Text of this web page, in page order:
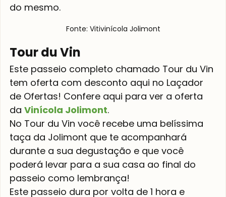
do mesmo.
Fonte: Vitivinícola Jolimont
Tour du Vin
Este passeio completo chamado Tour du Vin
tem oferta com desconto aqui no Laçador
de Ofertas! Confere aqui para ver a oferta
da Vinícola Jolimont.
No Tour du Vin você recebe uma belíssima
taça da Jolimont que te acompanhará
durante a sua degustação e que você
poderá levar para a sua casa ao final do
passeio como lembrança!
Este passeio dura por volta de 1 hora e